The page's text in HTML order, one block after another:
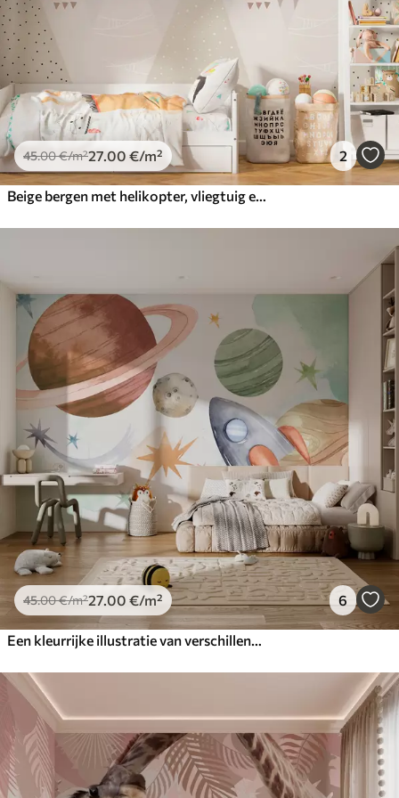
45.00€/m²27 .00 €/m² 2
45.00€/m²27 .00 €/m² 6